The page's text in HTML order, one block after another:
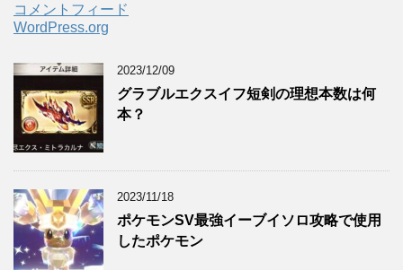
コメントフィード
WordPress.org
2023/12/09
グラブルエクスイフ短剣の理想本数は何
本？
2023/11/18
ポケモンSV最強イーブイソロ攻略で使用
したポケモン